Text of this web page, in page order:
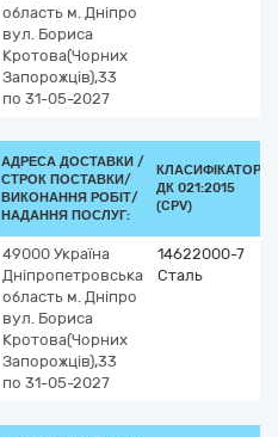
область м. Дніпро
вул. Бориса
Кротова(Чорних
Запорожців),33
по 31-05-2027
АДРЕСА ДОСТАВКИ /
СТРОК ПОСТАВКИ/
ВИКОНАННЯ РОБІТ/
НАДАННЯ ПОСЛУГ:
КЛАСИФІКАТОР
ДК 021:2015
(CPV)
49000 Україна
Дніпропетровська
область м. Дніпро
вул. Бориса
Кротова(Чорних
Запорожців),33
по 31-05-2027
14622000-7
Сталь